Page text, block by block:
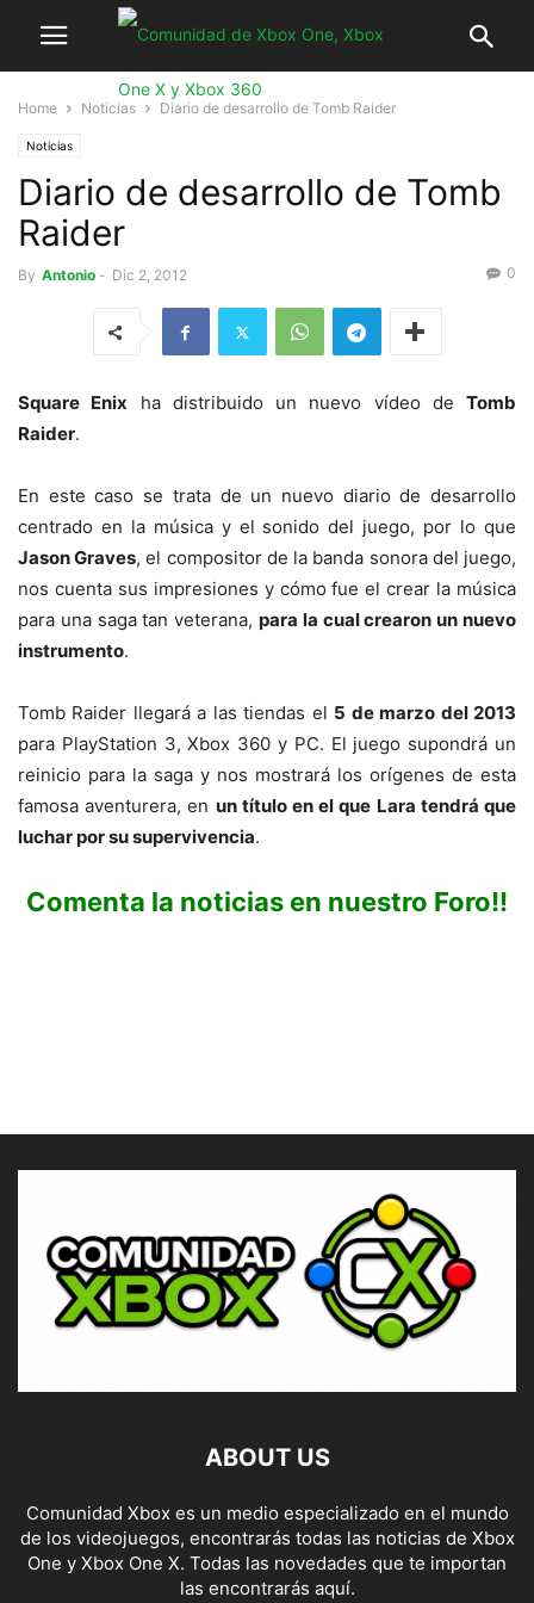
Home Noticias Diario de desarrollo de Tomb Raider
Noticias
Diario de desarrollo de Tomb
Raider
By Antonio - Dic 2, 2012 0
Square Enix ha distribuido un nuevo vídeo de Tomb
Raider.
En este caso se trata de un nuevo diario de desarrollo
centrado en la música y el sonido del juego, por lo que
Jason Graves, el compositor de la banda sonora del juego,
nos cuenta sus impresiones y cómo fue el crear la música
para una saga tan veterana, para la cual crearon un nuevo
instrumento.
Tomb Raider llegará a las tiendas el 5 de marzo del 2013
para PlayStation 3, Xbox 360 y PC. El juego supondrá un
reinicio para la saga y nos mostrará los orígenes de esta
famosa aventurera, en un título en el que Lara tendrá que
luchar por su supervivencia.
Comenta la noticias en nuestro Foro!!
ABOUT US
Comunidad Xbox es un medio especializado en el mundo
de los videojuegos, encontrarás todas las noticias de Xbox
One y Xbox One X. Todas las novedades que te importan
las encontrarás aquí.